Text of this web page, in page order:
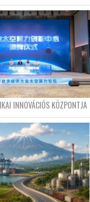
INNOVÁCIÓS KÖZPONTJA